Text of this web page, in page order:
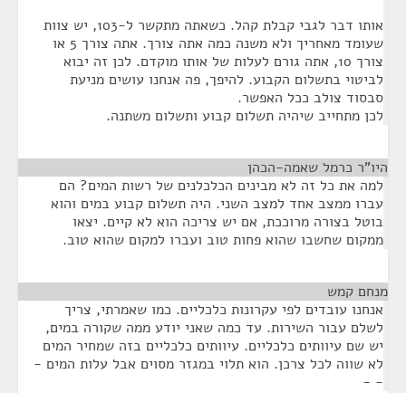
אותו דבר לגבי קבלת קהל. כשאתה מתקשר ל-103, יש צוות
שעומד מאחריך ולא משנה כמה אתה צורך. אתה צורך 5 או
צורך 10, אתה גורם לעלות של אותו מוקדם. לכן זה יבוא
לביטוי בתשלום הקבוע. להיפך, פה אנחנו עושים מניעת
סבסוד צולב ככל האפשר.
לכן מתחייב שיהיה תשלום קבוע ותשלום משתנה.
היו"ר כרמל שאמה-הכהן
למה את כל זה לא מבינים הכלכלנים של רשות המים? הם
עברו ממצב אחד למצב השני. היה תשלום קבוע במים והוא
בוטל בצורה מרוככת, אם יש צריכה הוא לא קיים. יצאו
ממקום שחשבו שהוא פחות טוב ועברו למקום שהוא טוב.
מנחם קמש
אנחנו עובדים לפי עקרונות כלכליים. כמו שאמרתי, צריך
לשלם עבור השירות. עד כמה שאני יודע ממה שקורה במים,
יש שם עיוותים כלכליים. עיוותים כלכליים בזה שמחיר המים
לא שווה לכל צרכן. הוא תלוי במגזר מסוים אבל עלות המים -
- -